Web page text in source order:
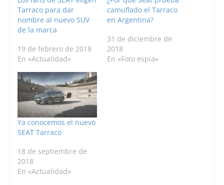
Tarraco para dar
nombre al nuevo SUV
de la marca
19 de febrero de 2018
En «Actualidad»
camuflado el Tarraco
en Argentina?
31 de diciembre de
2018
En «Foto espía»
Ya conocemos el nuevo
SEAT Tarraco
18 de septiembre de
2018
En «Actualidad»